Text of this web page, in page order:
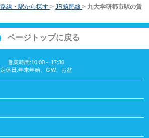
線・駅から探す > JR筑肥線 > 九大学研都市駅の賃
ページトップに戻る
営業時間:10:00～17:30
定休日:年末年始、GW、お盆